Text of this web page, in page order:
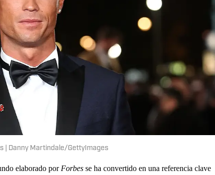
| Danny Martindale/GettyImages
elaborado por Forbes se ha convertido en una referencia clave